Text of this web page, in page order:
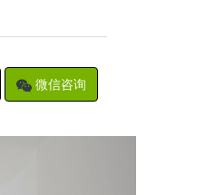
微信咨询